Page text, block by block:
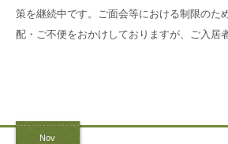
策を継続中です。ご面会等における制限のた
配・ご不便をおかけしておりますが、ご入居
Nov